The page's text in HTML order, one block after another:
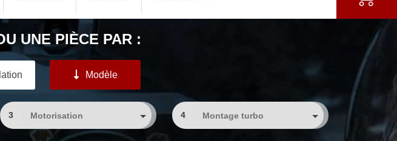
UNE PIÈCE PAR :
Modèle
3 4